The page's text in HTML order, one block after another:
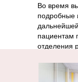
Во время
подробные
пациентам
отделения
опытных